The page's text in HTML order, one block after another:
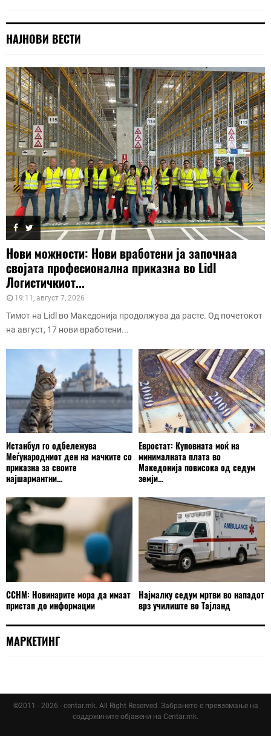
НАЈНОВИ ВЕСТИ
Нови можности: Нови вработени ја започнаа
својата професионална приказна во Lidl
Логистичкиот...
19:11, август 7, 2026
Тимот на Lidl во Македонија продолжува да расте. Од почетокот
на август, 17 нови вработени...
Истанбул го одбележува
Меѓународниот ден на мачките со
приказна за своите
најшармантни...
Евростат: Куповната моќ на
минималната плата во
Македонија повисока од седум
земји...
ССНМ: Новинарите мора да имаат
пристап до информации
Најмалку седум мртви во нападот
врз училиште во Тајланд
МАРКЕТИНГ
©2011 - 2026 - centar.mk. All Right Reserved. Забрането е превземање на
соддржините објавени на Centar.mk.